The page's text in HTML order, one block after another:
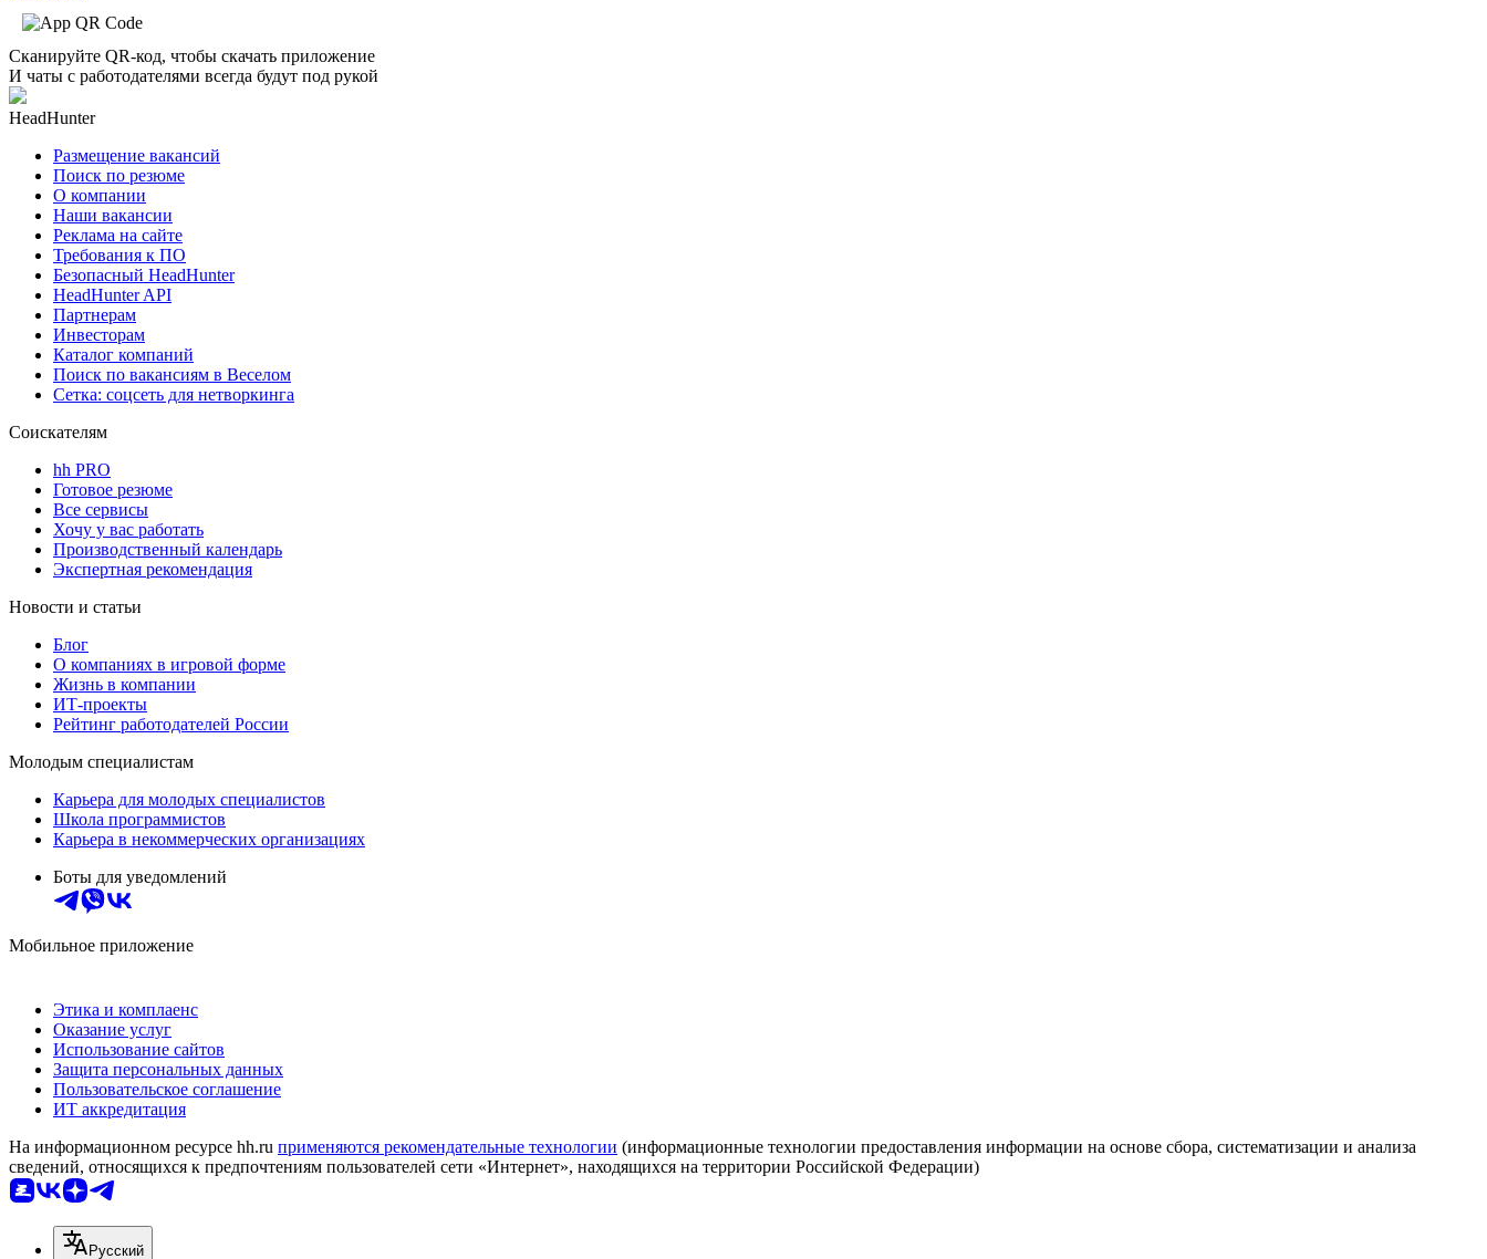
Сканируйте QR-код, чтобы скачать приложение
И чаты с работодателями всегда будут под рукой
HeadHunter
Размещение вакансий
Поиск по резюме
О компании
Наши вакансии
Реклама на сайте
Требования к ПО
Безопасный HeadHunter
HeadHunter API
Партнерам
Инвесторам
Каталог компаний
Поиск по вакансиям в Веселом
Сетка: соцсеть для нетворкинга
Соискателям
hh PRO
Готовое резюме
Все сервисы
Хочу у вас работать
Производственный календарь
Экспертная рекомендация
Новости и статьи
Блог
О компаниях в игровой форме
Жизнь в компании
ИТ-проекты
Рейтинг работодателей России
Молодым специалистам
Карьера для молодых специалистов
Школа программистов
Карьера в некоммерческих организациях
Боты для уведомлений
Мобильное приложение
Этика и комплаенс
Оказание услуг
Использование сайтов
Защита персональных данных
Пользовательское соглашение
ИТ аккредитация
На информационном ресурсе hh.ru применяются рекомендательные технологии (информационные технологии предоставления информации на основе сбора, систематизации и анализа
сведений, относящихся к предпочтениям пользователей сети «Интернет», находящихся на территории Российской Федерации)
Русский